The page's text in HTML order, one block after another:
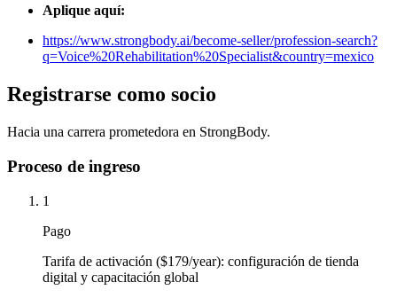
Aplique aquí:
https://www.strongbody.ai/become-seller/profession-search?
q=Voice%20Rehabilitation%20Specialist&country=mexico
Registrarse como socio
Hacia una carrera prometedora en StrongBody.
Proceso de ingreso
1
Pago
Tarifa de activación ($179/year): configuración de tienda
digital y capacitación global